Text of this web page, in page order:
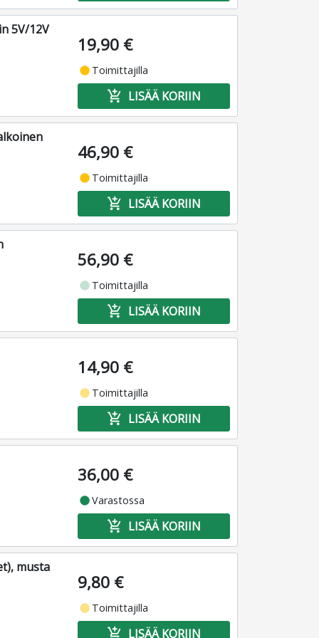
5V/12V
19,90 €
fiber_manual_record Toimittajilla
add_shopping_cart LISÄÄ KORIIN
46,90 €
fiber_manual_record Toimittajilla
add_shopping_cart LISÄÄ KORIIN
56,90 €
fiber_manual_record Toimittajilla
add_shopping_cart LISÄÄ KORIIN
14,90 €
fiber_manual_record Toimittajilla
add_shopping_cart LISÄÄ KORIIN
36,00 €
fiber_manual_recordVarastossa
add_shopping_cart LISÄÄ KORIIN
musta
9,80 €
fiber_manual_record Toimittajilla
add_shopping_cart LISÄÄ KORIIN